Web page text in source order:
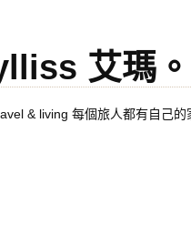
艾瑪
& living 每個旅人都有自己的